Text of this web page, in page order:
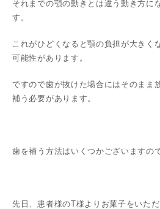
それまでの顎の動きとは違う動き方に
す。
これがひどくなると顎の負担が大きく
可能性があります。
ですので歯が抜けた場合にはそのまま
補う必要があります。
歯を補う方法はいくつかございますの
先日、患者様のT様よりお菓子をいた